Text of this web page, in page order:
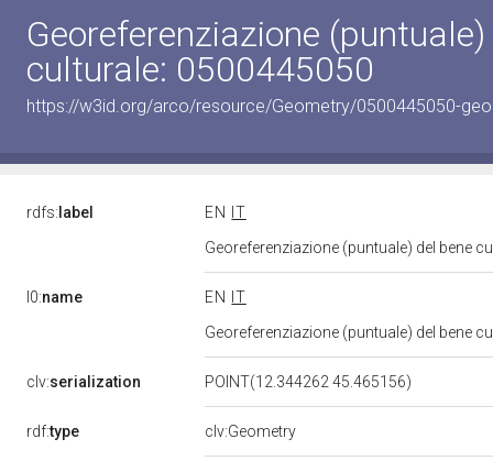
Georeferenziazione
culturale: 0500445050
https://w3id.org/arco/resource/Geometry/0500445050-
rdfs: label EN
IT
Georeferenziazione (puntuale) del bene
l0:name EN
IT
Georeferenziazione (puntuale) del bene
clv:serialization POINT(12.344262 45.465156)
rdf:type clv:Geometry